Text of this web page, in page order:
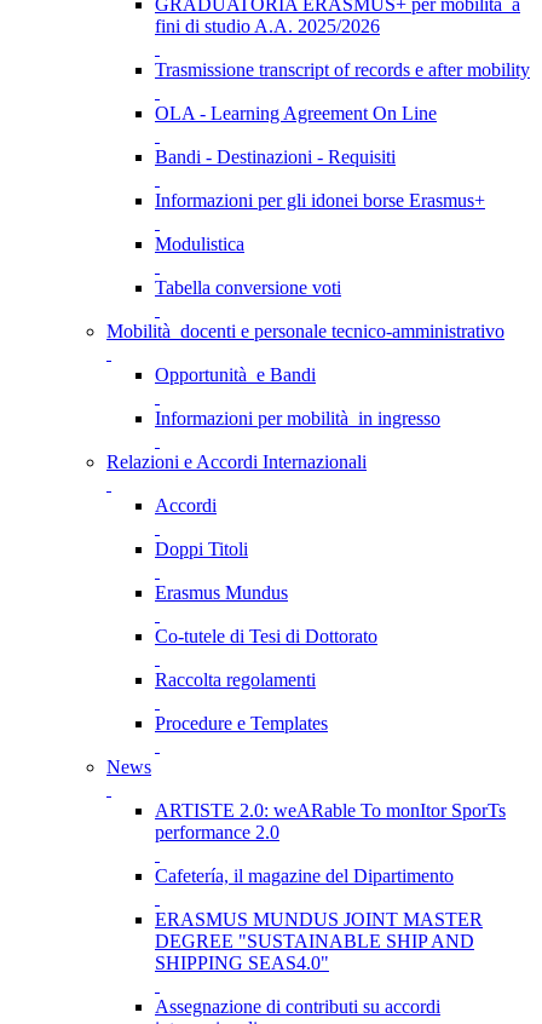
GRADUATORIA ERASMUS+ per mobilità a
fini di studio A.A. 2025/2026
Trasmissione transcript of records e after mobility
OLA - Learning Agreement On Line
Bandi - Destinazioni - Requisiti
Informazioni per gli idonei borse Erasmus+
Modulistica
Tabella conversione voti
Mobilità docenti e personale tecnico-amministrativo
Opportunità e Bandi
Informazioni per mobilità in ingresso
Relazioni e Accordi Internazionali
Accordi
Doppi Titoli
Erasmus Mundus
Co-tutele di Tesi di Dottorato
Raccolta regolamenti
Procedure e Templates
News
ARTISTE 2.0: weARable To monItor SporTs
performance 2.0
Cafetería, il magazine del Dipartimento
ERASMUS MUNDUS JOINT MASTER
DEGREE "SUSTAINABLE SHIP AND
SHIPPING SEAS4.0"
Assegnazione di contributi su accordi